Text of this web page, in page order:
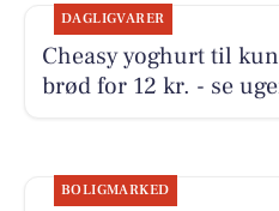
DAGLIGVARER
Cheasy yoghurt til
brød for 12 kr. - se
BOLIGMARKED